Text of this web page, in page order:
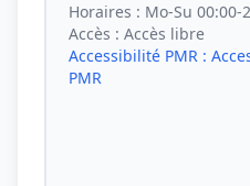
Horaires : Mo-Su 00:00-
Accès : Accès libre
Accessibilité PMR :
PMR